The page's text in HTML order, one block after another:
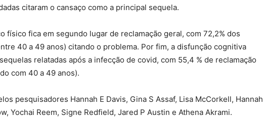
citaram o cansaço como a principal sequela.
físico fica em segundo lugar de reclamação geral, com 72,2% dos
40 a 49 anos) citando o problema. Por fim, a disfunção cognitiva
relatadas após a infecção de covid, com 55,4 % de reclamação
com 40 a 49 anos).
pesquisadores Hannah E Davis, Gina S Assaf, Lisa McCorkell, Hannah
Yochai Reem, Signe Redfield, Jared P Austin e Athena Akrami.